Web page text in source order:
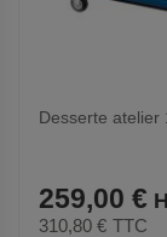
Desserte atelier
259,00 €
310,80 € TTC